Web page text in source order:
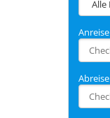
Anreise
Abreise